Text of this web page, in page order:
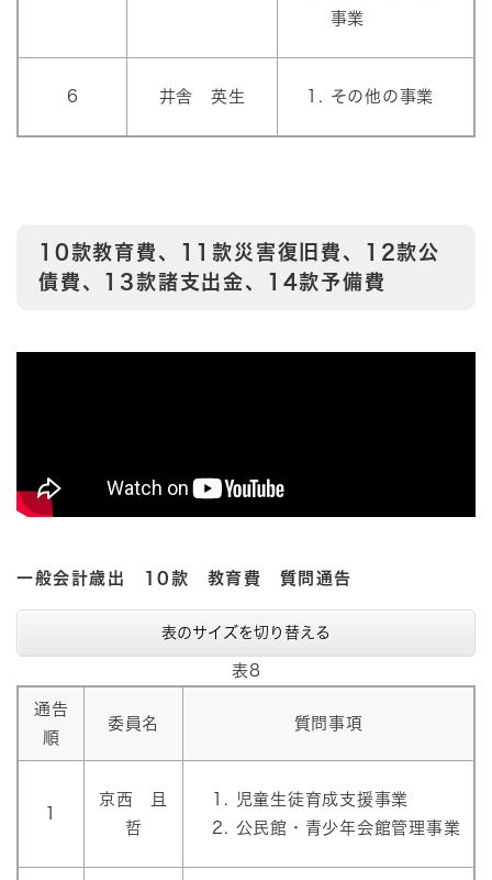
事業
6 井舎 英生 その他の事業
10款教育費、11款災害復旧費、12款公
債費、13款諸支出金、14款予備費
一般会計歳出 10款 教育費 質問通告
表のサイズを切り替える
表8
通告
順
委員名 質問事項
京西 且
哲
児童生徒育成支援事業
公民館・青少年会館管理事業